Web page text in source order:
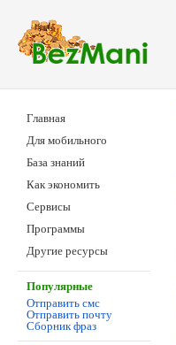
Главная
Для мобильного
База знаний
Как экономить
Сервисы
Программы
Другие ресурсы
Популярные
Отправить смс
Отправить почту
Сборник фраз